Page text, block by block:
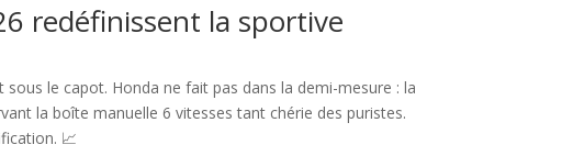
redéfinissent la sportive
le capot. Honda ne fait pas dans la demi-mesure : la
la boîte manuelle 6 vitesses tant chérie des puristes.
📈